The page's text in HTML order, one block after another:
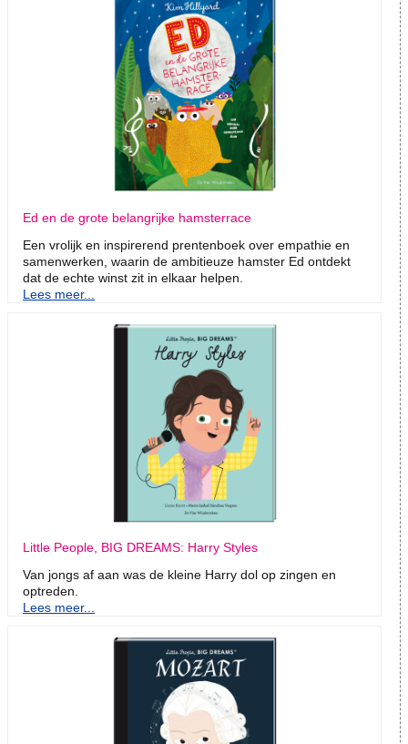
Ed en de grote belangrijke hamsterrace
Een vrolijk en inspirerend prentenboek over empathie en
samenwerken, waarin de ambitieuze hamster Ed ontdekt
dat de echte winst zit in elkaar helpen.
Lees meer...
Little People, BIG DREAMS: Harry Styles
Van jongs af aan was de kleine Harry dol op zingen en
optreden.
Lees meer...